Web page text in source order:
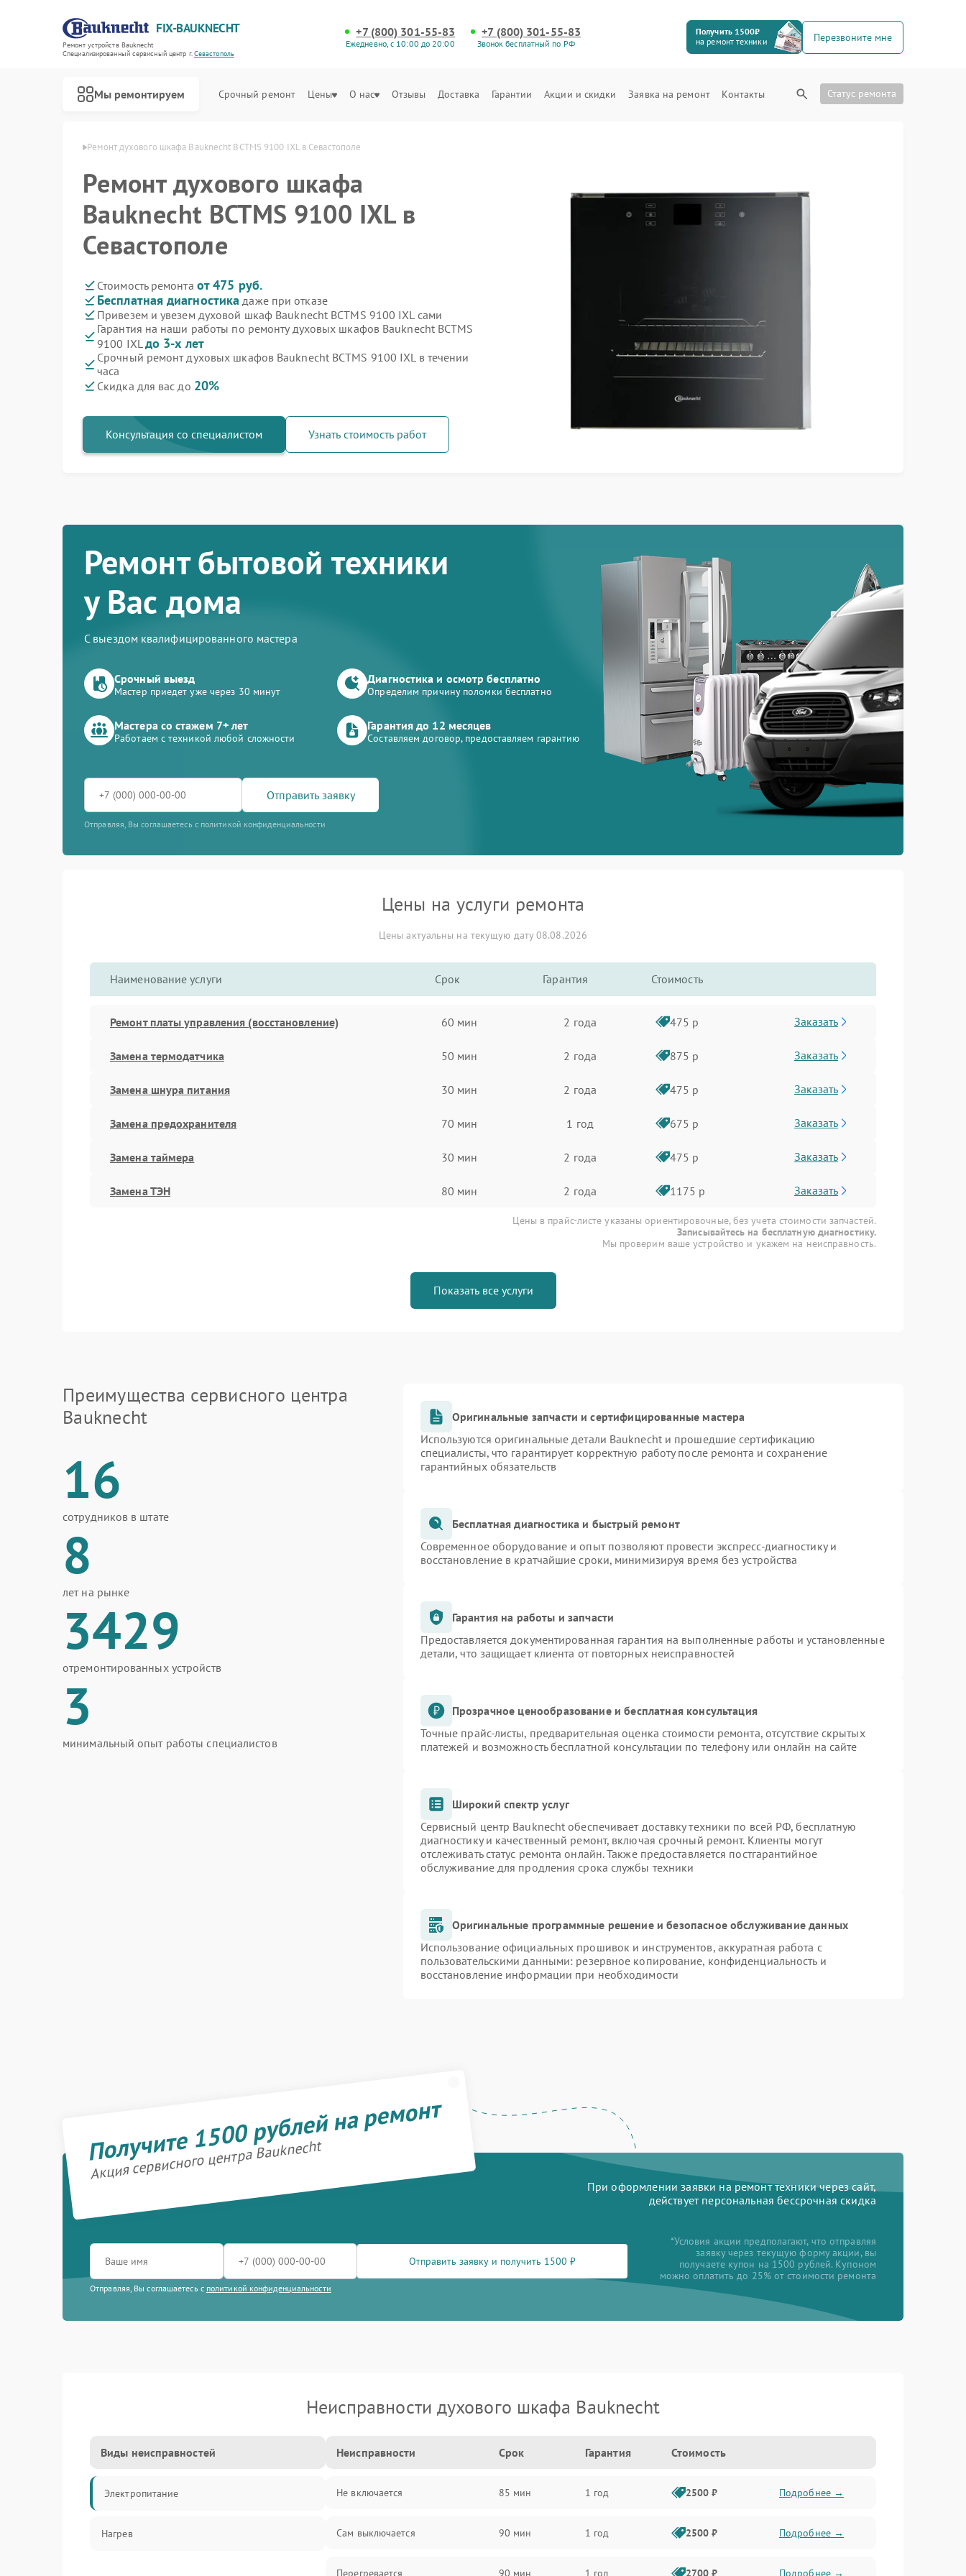
FIX-BAUKNECHT
Ремонт устройств Bauknecht
Специализированный cервисный центр г.Севастополь
+7 (800) 301-55-83
Ежедневно, с 10:00 до 20:00
+7 (800) 301-55-83
Звонок бесплатный по РФ
Получить 1500₽
на ремонт техники
Перезвоните мне
Мы ремонтируем Срочный ремонт Цены О нас Отзывы Доставка Гарантии Акции и скидки Заявка на ремонт Контакты Статус ремонта
в Севастополе Ремонт духового шкафа Bauknecht BCTMS 9100 IXL в Севастополе
Ремонт духового шкафа
Bauknecht BCTMS 9100 IXL в
Севастополе
Стоимость ремонта от 475 руб.
Бесплатная диагностика даже при отказе
Привезем и увезем духовой шкаф Bauknecht BCTMS 9100 IXL сами
Гарантия на наши работы по ремонту духовых шкафов Bauknecht BCTMS
9100 IXLдо 3-х лет
Срочный ремонт духовых шкафов Bauknecht BCTMS 9100 IXL в течении
часа
Скидка для вас до 20%
Консультация со специалистом Узнать стоимость работ
Ремонт бытовой техники
у Вас дома
С выездом квалифицированного мастера
Срочный выезд
Мастер приедет уже через 30 минут
Диагностика и осмотр бесплатно
Определим причину поломки бесплатно
Мастера со стажем 7+ лет
Работаем с техникой любой сложности
Гарантия до 12 месяцев
Составляем договор, предоставляем гарантию
Отправить заявку
Отправляя, Вы соглашаетесь с политикой конфиденциальности
Цены на услуги ремонта
Цены актуальны на текущую дату 08.08.2026
Наименование услуги Срок Гарантия Стоимость
Ремонт платы управления (восстановление) 60 мин 2 года 475 р Заказать
Замена термодатчика 50 мин 2 года 875 р Заказать
Замена шнура питания 30 мин 2 года 475 р Заказать
Замена предохранителя 70 мин 1 год 675 р Заказать
Замена таймера 30 мин 2 года 475 р Заказать
Замена ТЭН 80 мин 2 года 1175 р Заказать
Цены в прайс-листе указаны ориентировочные, без учета стоимости запчастей.
Записывайтесь на бесплатную диагностику.
Мы проверим ваше устройство и укажем на неисправность.
Показать все услуги
Преимущества сервисного центра
Bauknecht
16
сотрудников в штате
8
лет на рынке
3429
отремонтированных устройств
3
минимальный опыт работы специалистов
Оригинальные запчасти и сертифицированные мастера
Используются оригинальные детали Bauknecht и прошедшие сертификацию
специалисты, что гарантирует корректную работу после ремонта и сохранение
гарантийных обязательств
Бесплатная диагностика и быстрый ремонт
Современное оборудование и опыт позволяют провести экспресс-диагностику и
восстановление в кратчайшие сроки, минимизируя время без устройства
Гарантия на работы и запчасти
Предоставляется документированная гарантия на выполненные работы и установленные
детали, что защищает клиента от повторных неисправностей
Прозрачное ценообразование и бесплатная консультация
Точные прайс-листы, предварительная оценка стоимости ремонта, отсутствие скрытых
платежей и возможность бесплатной консультации по телефону или онлайн на сайте
Широкий спектр услуг
Сервисный центр Bauknecht обеспечивает доставку техники по всей РФ, бесплатную
диагностику и качественный ремонт, включая срочный ремонт. Клиенты могут
отслеживать статус ремонта онлайн. Также предоставляется постгарантийное
обслуживание для продления срока службы техники
Оригинальные программные решение и безопасное обслуживание данных
Использование официальных прошивок и инструментов, аккуратная работа с
пользовательскими данными: резервное копирование, конфиденциальность и
восстановление информации при необходимости
Получите 1500 рублей на ремонт
Акция сервисного центра Bauknecht
При оформлении заявки на ремонт техники через сайт,
действует персональная бессрочная скидка
Отправить заявку и получить 1500 ₽
Отправляя, Вы соглашаетесь с политикой конфиденциальности
*Условия акции предполагают, что отправляя
заявку через текущую форму акции, вы
получаете купон на 1500 рублей. Купоном
можно оплатить до 25% от стоимости ремонта
Неисправности духового шкафа Bauknecht
Виды неисправностей
Электропитание
Нагрев
Неисправности Срок Гарантия Стоимость
Не включается 85 мин 1 год 2500 ₽ Подробнее →
Сам выключается 90 мин 1 год 2500 ₽ Подробнее →
Перегревается 90 мин 1 год 2700 ₽ Подробнее →